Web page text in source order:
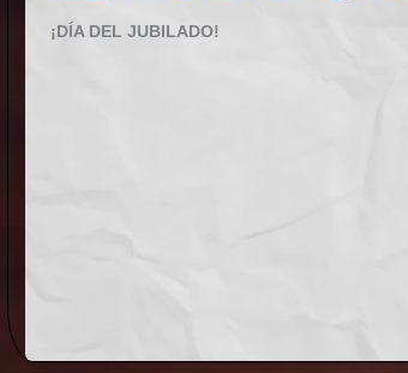
¡DÍA DEL JUBILADO!